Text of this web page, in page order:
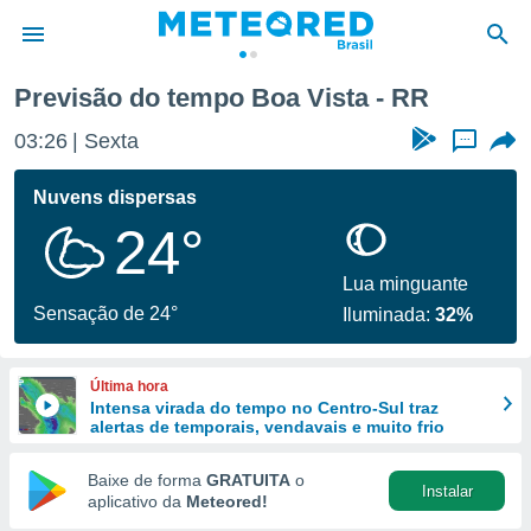
da
fornecidas
a este
das
e
forma
digital
Previsão do tempo Boa Vista - RR
03:26 Sexta ...
Nuvens dispersas
24°
Sensação de 24°
Lua minguante
Iluminada:32%
Última hora
Intensa virada do tempo no Centro-Sul traz
alertas de temporais, vendavais e muito frio
Baixe de forma GRATUITA o
aplicativo da Meteored!
Instalar